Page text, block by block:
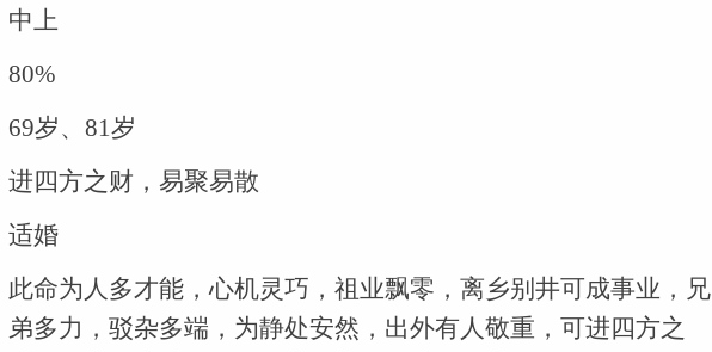
中上
80%
69岁、81岁
进四方之财，易聚易散
适婚
此命为人多才能，心机灵巧，祖业飘零，离乡别井可成事业，兄
弟多力，驳杂多端，为静处安然，出外有人敬重，可进四方之